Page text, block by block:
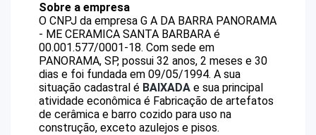
Sobre a empresa
O CNPJ da empresa G A DA BARRA PANORAMA
- ME CERAMICA SANTA BARBARA é
00.001.577/0001-18. Com sede em
PANORAMA, SP, possui 32 anos, 2 meses e 30
dias e foi fundada em 09/05/1994. A sua
situação cadastral é BAIXADA e sua principal
atividade econômica é Fabricação de artefatos
de cerâmica e barro cozido para uso na
construção, exceto azulejos e pisos.